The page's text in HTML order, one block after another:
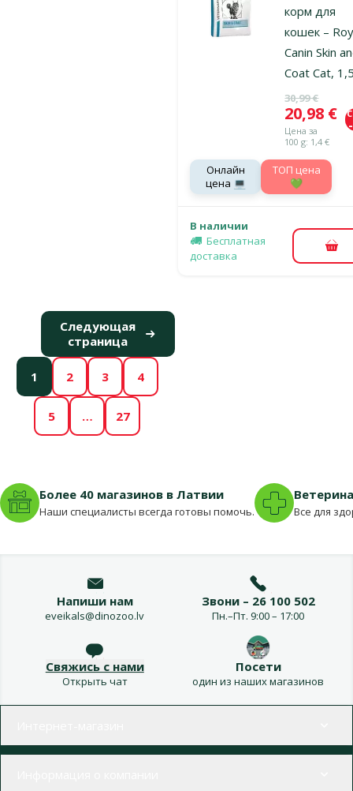
корм для
кошек –
Canin Skin
Coat Cat,
Исходная
30,99 €
Цена
20,98 €
Цена за
100 g: 1,4 €
Онлайн
цена 💻
TOП цена
💚
В наличии
Бесплатная
доставка
В
1 2 3 4
5 … 27
Следующая
страница
Более 40 магазинов в Латвии
Наши специалисты всегда готовы помочь. Все для
Напиши нам
eveikals@dinozoo.lv
Звони – 26 100 502
Пн.–Пт. 9:00 – 17:00
Свяжись с нами
Открыть чат
Посети
один из наших магазинов